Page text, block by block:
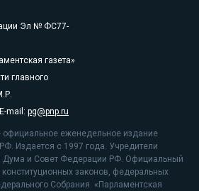
Эл № ФС77-
газета»
главного
mail: pg@pnp.ru
официальное еженедельное издание
Издается с 1997 года. Учредители
Дума и Совет Федерации РФ. Официальный
законов, федеральных
Собрания. «Парламентская